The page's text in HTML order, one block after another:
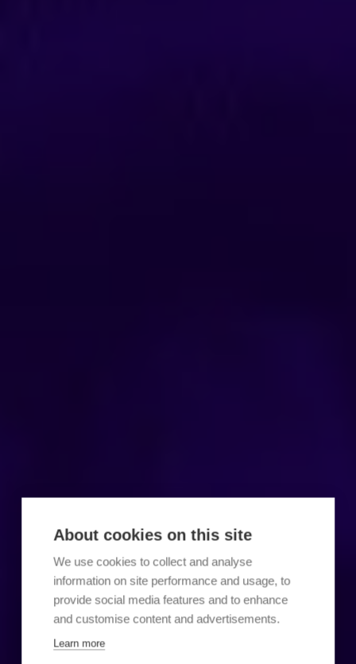
About cookies on this site
We use cookies to collect and analyse
information on site performance and usage, to
provide social media features and to enhance
and customise content and advertisements.
Learn more